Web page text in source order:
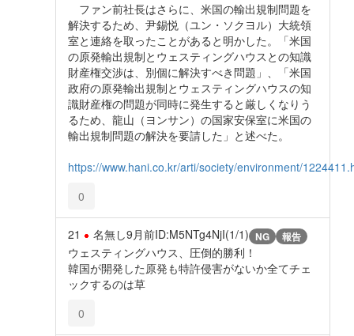
ファン前社長はさらに、米国の輸出規制問題を
解決するため、尹錫悦（ユン・ソクヨル）大統領
室と連絡を取ったことがあると明かした。「米国
の原発輸出規制とウェスティングハウスとの知識
財産権交渉は、別個に解決すべき問題」、「米国
政府の原発輸出規制とウェスティングハウスの知
識財産権の問題が同時に発生すると厳しくなりう
るため、龍山（ヨンサン）の国家安保室に米国の
輸出規制問題の解決を要請した」と述べた。
https://www.hani.co.kr/arti/society/environment/
0
21 名無し9月前ID:M5NTg4NjI(1/1) NG 報告
ウェスティングハウス、圧倒的勝利！
韓国が開発した原発も特許侵害がないか全てチェ
ックするのは草
0